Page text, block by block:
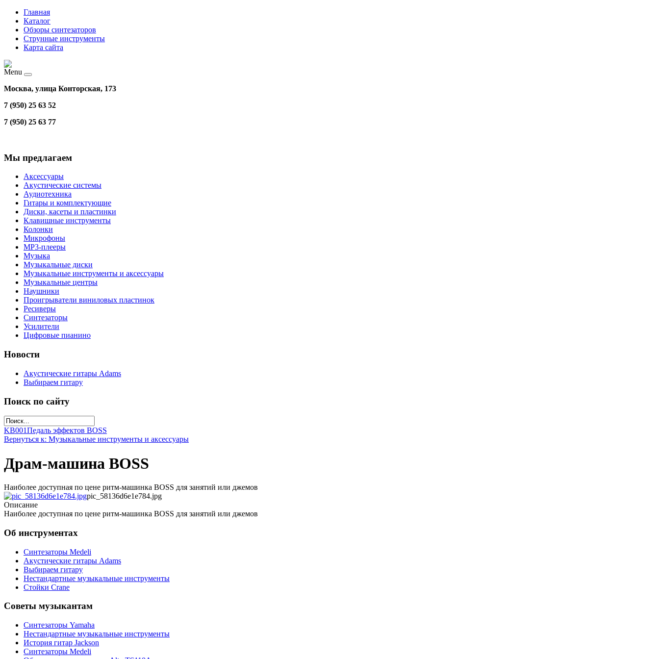
Главная
Каталог
Обзоры синтезаторов
Струнные инструменты
Карта сайта
Menu
Москва, улица Конторская, 173
7 (950) 25 63 52
7 (950) 25 63 77
Мы предлагаем
Аксессуары
Акустические системы
Аудиотехника
Гитары и комплектующие
Диски, касеты и пластинки
Клавишные инструменты
Колонки
Микрофоны
МР3-плееры
Музыка
Музыкальные диски
Музыкальные инструменты и аксессуары
Музыкальные центры
Наушники
Проигрыватели виниловых пластинок
Ресиверы
Синтезаторы
Усилители
Цифровые пианино
Новости
Акустические гитары Adams
Выбираем гитару
Поиск по сайту
KB001Педаль эффектов BOSS
Вернуться к: Музыкальные инструменты и аксессуары
Драм-машина BOSS
Наиболее доступная по цене ритм-машинка BOSS для занятий или джемов
pic_58136d6e1e784.jpg
Описание
Наиболее доступная по цене ритм-машинка BOSS для занятий или джемов
Об инструментах
Синтезаторы Мedeli
Акустические гитары Adams
Выбираем гитару
Нестандартные музыкальные инструменты
Стойки Crane
Советы музыкантам
Синтезаторы Yamaha
Нестандартные музыкальные инструменты
История гитар Jackson
Синтезаторы Мedeli